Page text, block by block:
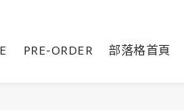
PRE-ORDER 部落格首頁